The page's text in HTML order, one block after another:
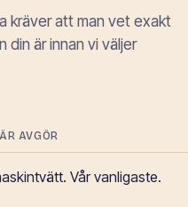
kräver att man vet exakt
din är innan vi väljer
AVGÖR
Vår vanligaste.